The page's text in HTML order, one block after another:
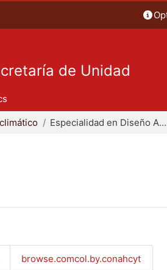
de Unidad
Especialidad en Diseño Ambiental
browse.comcol.by.conahcyt